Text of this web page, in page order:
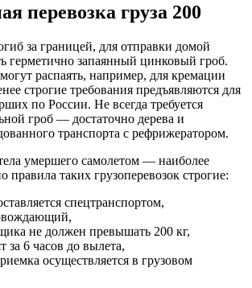
перевозка груза 200
за границей, для отправки домой
герметично запаянный цинковый гроб.
распаять, например, для кремации
строгие требования предъявляются для
по России. Не всегда требуется
гроб — достаточно дерева и
транспорта с рефрижератором.
умершего самолетом — наиболее
правила таких грузоперевозок строгие:
спецтранспортом,
не должен превышать 200 кг,
за 6 часов до вылета,
осуществляется в грузовом